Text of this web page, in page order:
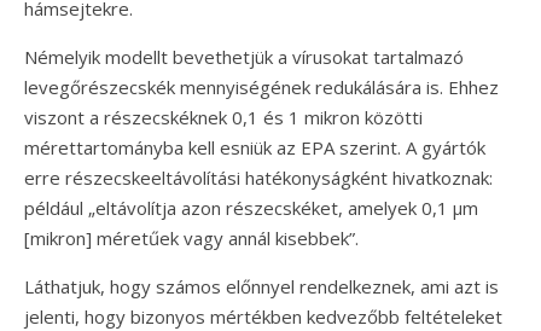
hámsejtekre.
Némelyik modellt bevethetjük a vírusokat tartalmazó
levegőrészecskék mennyiségének redukálására is. Ehhez
viszont a részecskéknek 0,1 és 1 mikron közötti
mérettartományba kell esniük az EPA szerint. A gyártók
erre részecskeeltávolítási hatékonyságként hivatkoznak:
például „eltávolítja azon részecskéket, amelyek 0,1 μm
[mikron] méretűek vagy annál kisebbek”.
Láthatjuk, hogy számos előnnyel rendelkeznek, ami azt is
jelenti, hogy bizonyos mértékben kedvezőbb feltételeket